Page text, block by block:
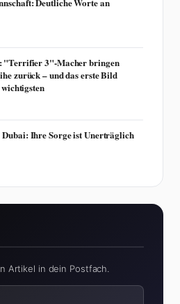
"Terrifier 3"-Macher bringen
zurück – und das erste Bild
Dubai: Ihre Sorge ist Unerträglich
Artikel in dein Postfach.